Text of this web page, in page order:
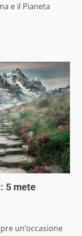
e il Pianeta
5 mete
un’occasione